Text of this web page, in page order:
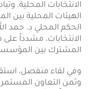
الانتخابات المحلية،
الهيئات المحلية بين
الحكم المحلي د. حمد
الانتخابات، مشدداً
المشترك بين
وفي لقاء منفصل،
وثمن التعاون المستمر